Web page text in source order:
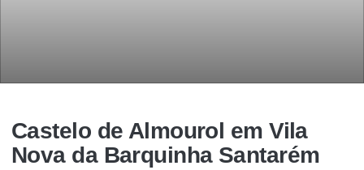
Castelo de Almourol em Vila
Nova da Barquinha Santarém